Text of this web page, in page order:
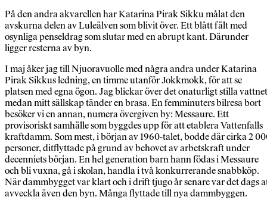
På den andra akvarellen har Katarina Pirak Sikku målat den
avskurna delen av Luleälven som blivit över. Ett blått fält med
osynliga penseldrag som slutar med en abrupt kant. Därunder
ligger resterna av byn.
I maj åker jag till Njuoravuolle med några andra under Katarina
Pirak Sikkus ledning, en timme utanför Jokkmokk, för att se
platsen med egna ögon. Jag blickar över det onaturligt stilla
medan mitt sällskap tänder en brasa. En femminuters bilresa bort
besöker vi en annan, numera övergiven by: Messaure. Ett
provisoriskt samhälle som byggdes upp för att etablera Vattenfalls
kraftdamm. Som mest, i början av 1960-talet, bodde där cirka 2
personer, ditflyttade på grund av behovet av arbetskraft under
decenniets början. En hel generation barn hann födas i Messaure
och bli vuxna, gå i skolan, handla i två konkurrerande snabbköp.
När dammbygget var klart och i drift tjugo år senare var det dags
avveckla även den byn. Många flyttade till nya dammbyggen.